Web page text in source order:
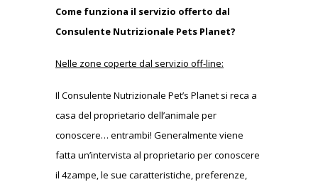
Come funziona il servizio offerto dal
Consulente Nutrizionale Pets Planet?
Nelle zone coperte dal servizio off-line:
Il Consulente Nutrizionale Pet’s Planet si reca a
casa del proprietario dell’animale per
conoscere… entrambi! Generalmente viene
fatta un’intervista al proprietario per conoscere
il 4zampe, le sue caratteristiche, preferenze,